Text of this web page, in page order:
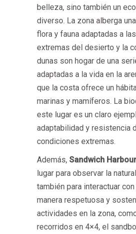
belleza, sino también un
diverso. La zona alberga
flora y fauna adaptadas a
extremas del desierto y la
dunas son hogar de una
adaptadas a la vida en la
que la costa ofrece un
marinas y mamíferos. La
este lugar es un claro
adaptabilidad y resistencia
condiciones extremas.
Además, Sandwich Harbour
lugar para observar la
también para interactuar
manera respetuosa y
actividades en la zona,
recorridos en 4×4, el